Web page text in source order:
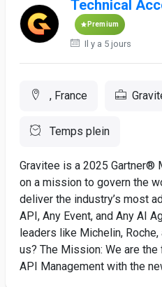
Technical
Premium
Il y a 5 jours
, France
Temps plein
Gravitee is a 2025 Gartner®
on a mission to govern the
deliver the industry’s most
API, Any Event, and Any AI
leaders like Michelin, Roche,
us? The Mission: We are
API Management with the